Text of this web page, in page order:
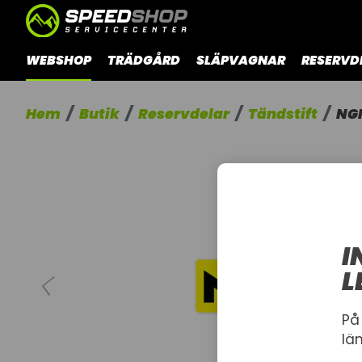
WEBSHOP TRÄDGÅRD SLÄPVAGNAR
Hem Butik Reservdelar Tändstift